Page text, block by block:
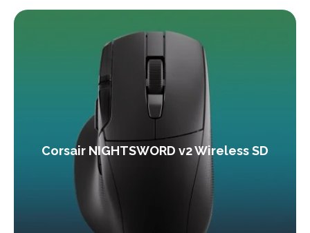
Corsair NIGHTSWORD v2 Wireless SD